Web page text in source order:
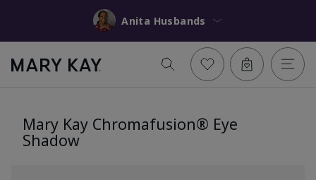
Anita Husbands
Mary Kay Chromafusion® Eye
Shadow